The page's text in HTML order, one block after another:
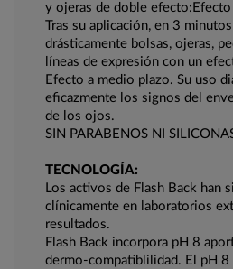
y ojeras de doble
Tras su aplicación, en 3
drásticamente bolsas, ojeras,
líneas de expresión con un
Efecto a medio plazo. Su uso
eficazmente los signos del
de los ojos.
SIN PARABENOS NI
TECNOLOGÍA:
Los activos de Flash Back han
clínicamente en laboratorios
resultados.
Flash Back incorpora pH 8
dermo-compatiblilidad. El pH 8